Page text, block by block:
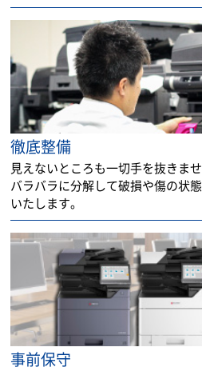
徹底整備
見えないところも一切手を抜きませ
バラバラに分解して破損や傷の状
いたします。
事前保守